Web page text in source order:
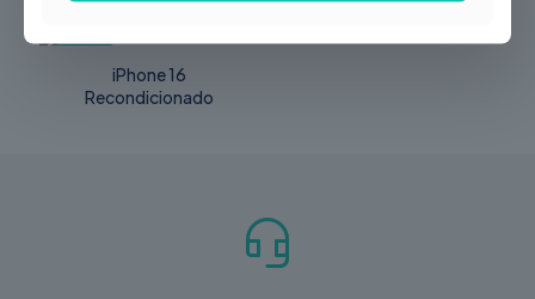
iPhone 16
Recondicionado